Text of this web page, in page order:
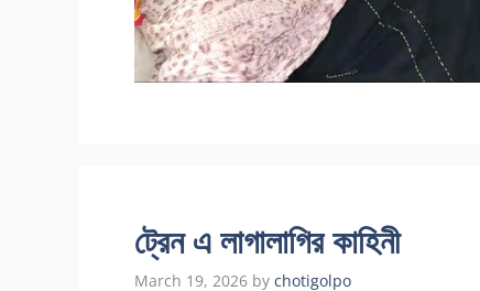
ট্রেন এ লাগালাগির কাহিনী
March 19, 2026 by chotigolpo